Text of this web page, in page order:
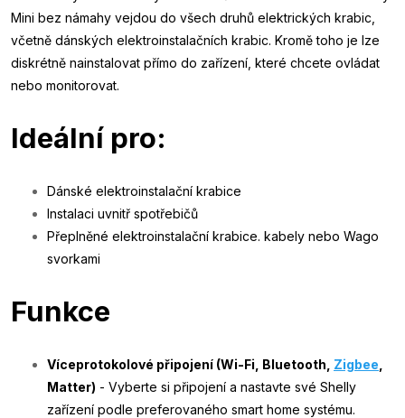
Mini bez námahy vejdou do všech druhů elektrických krabic,
včetně dánských elektroinstalačních krabic. Kromě toho je lze
diskrétně nainstalovat přímo do zařízení, které chcete ovládat
nebo monitorovat.
Ideální pro:
Dánské elektroinstalační krabice
Instalaci uvnitř spotřebičů
Přeplněné elektroinstalační krabice. kabely nebo Wago
svorkami
Funkce
Víceprotokolové připojení (Wi-Fi, Bluetooth, Zigbee
Matter) - Vyberte si připojení a nastavte své Shelly
zařízení podle preferovaného smart home systému.